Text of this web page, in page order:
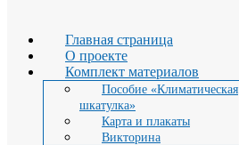
Главная страница
О проекте
Комплект материалов
Пособие «Климатическая
шкатулка»
Карта и плакаты
Викторина